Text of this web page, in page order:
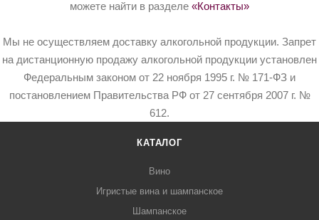
можете найти в разделе «Контакты»
Мы не осуществляем доставку алкогольной продукции. Запрет
на дистанционную продажу алкогольной продукции установлен
Федеральным законом от 22 ноября 1995 г. № 171-ФЗ и
постановлением Правительства РФ от 27 сентября 2007 г. №
612.
КАТАЛОГ
Вино
Игристые вина и шампанское
Шампанское